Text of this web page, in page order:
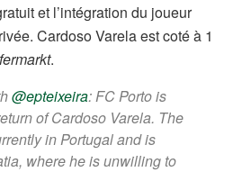
et l’intégration du joueur
Cardoso Varela est coté à 1
.
@epteixeira: FC Porto is
of Cardoso Varela. The
in Portugal and is
where he is unwilling to